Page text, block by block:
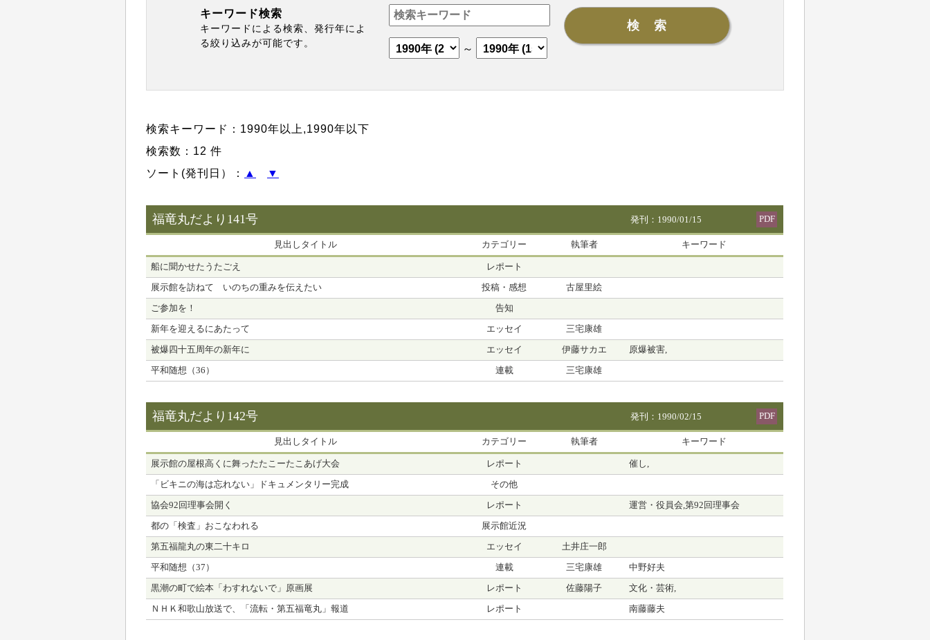
キーワード検索
キーワードによる検索、発行年によ
る絞り込みが可能です。
～
検索キーワード： 1990年以上 ,1990年以下
検索数：12 件
ソート(発刊日）：
▲ ▼
福竜丸だより141号 発刊：1990/01/15 PDF
見出しタイトル カテゴリー 執筆者 キーワード
船に聞かせたうたごえ レポート
展示館を訪ねて いのちの重みを伝えたい 投稿・感想 古屋里絵
ご参加を！ 告知
新年を迎えるにあたって エッセイ 三宅康雄
被爆四十五周年の新年に エッセイ 伊藤サカエ 原爆被害,
平和随想（36） 連載 三宅康雄
福竜丸だより142号 発刊：1990/02/15 PDF
見出しタイトル カテゴリー 執筆者 キーワード
展示館の屋根高くに舞ったたこーたこあげ大会 レポート 催し,
「ビキニの海は忘れない」ドキュメンタリー完成 その他
協会92回理事会開く レポート 運営・役員会,第92回理事会
都の「検査」おこなわれる 展示館近況
第五福龍丸の東二十キロ エッセイ 土井庄一郎
平和随想（37） 連載 三宅康雄 中野好夫
黒潮の町で絵本「わすれないで」原画展 レポート 佐藤陽子 文化・芸術,
ＮＨＫ和歌山放送で、「流転・第五福竜丸」報道 レポート 南藤藤夫